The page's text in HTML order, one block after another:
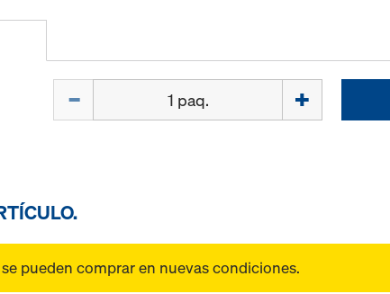
pueden comprar en nuevas condiciones.